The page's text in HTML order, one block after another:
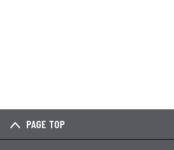
PAGE TOP